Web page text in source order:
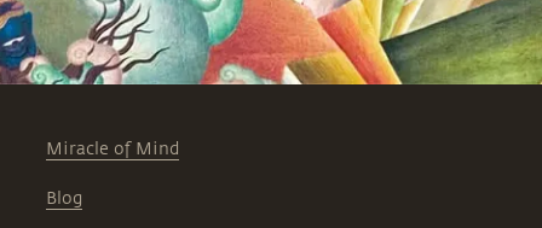
Miracle of Mind
Blog